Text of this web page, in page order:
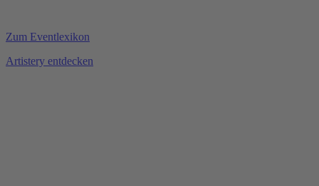
Zum Eventlexikon
Artistery entdecken